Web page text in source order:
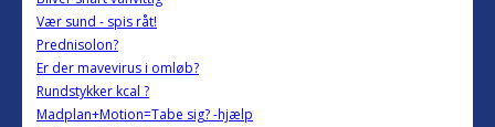
Vær sund - spis råt!
Prednisolon?
Er der mavevirus i omløb?
Rundstykker kcal ?
Madplan+Motion=Tabe sig? -hjælp